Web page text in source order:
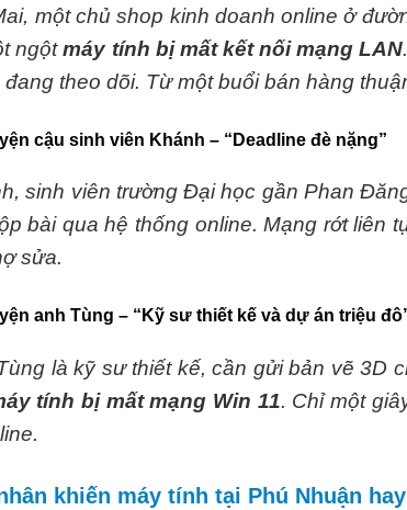
một chủ shop kinh doanh online ở
ngộtmáy tính bị mất kết nối mạng LAN
theo dõi. Từ một buổi bán hàng
cậu sinh viên Khánh – “Deadline đè nặng”
sinh viên trường Đại học gần Phan
bài qua hệ thống online. Mạng rớt liên
sửa.
anh Tùng – “Kỹ sư thiết kế và dự án triệu
là kỹ sư thiết kế, cần gửi bản vẽ 3D
tính bị mất mạng Win 11. Chỉ một
khiến máy tính tại Phú Nhuận